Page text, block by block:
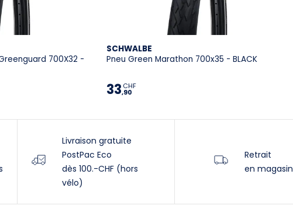
700X32 -
SCHWALBE
Pneu Green Marathon 700x35 - BLACK
33,90
CHF
Livraison gratuite
PostPac Eco
dès 100.-CHF (hors
vélo)
Retrait
en magasin